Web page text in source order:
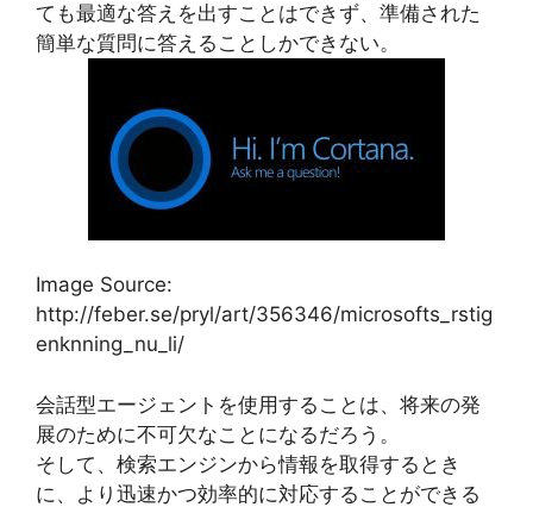
ても最適な答えを出すことはできず、準備された
簡単な質問に答えることしかできない。
Image Source:
http://feber.se/pryl/art/356346/microsofts_rstig
enknning_nu_li/
会話型エージェントを使用することは、将来の発
展のために不可欠なことになるだろう。
そして、検索エンジンから情報を取得するとき
に、より迅速かつ効率的に対応することができる